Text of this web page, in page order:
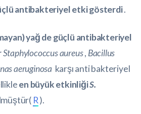
antibakteriyel etki gösterdi.
yağ de güçlü antibakteriyel
Staphylococcus aureus, Bacillus
aeruginosa karşı anti bakteriyel
en büyük etkinliğiS.
R).